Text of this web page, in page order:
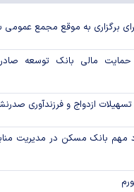
برگزاری به موقع مجمع عمومی
درصدی حمایت مالی بانک توسعه
ازدواج و فرزندآوری
مهم بانک مسکن در مدیریت